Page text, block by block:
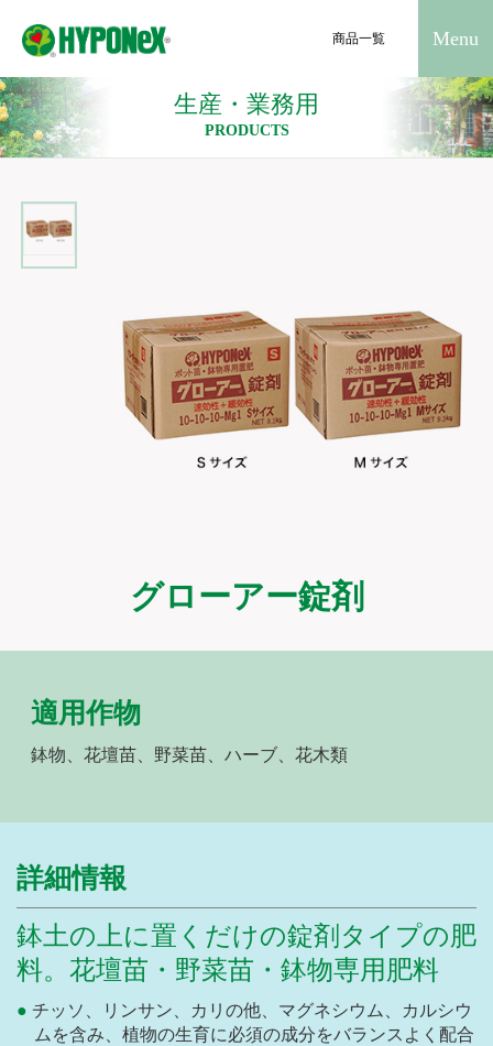
商品一覧 Menu
生産・業務用
PRODUCTS
グローアー錠剤
適用作物
鉢物、花壇苗、野菜苗、ハーブ、花木類
詳細情報
鉢土の上に置くだけの錠剤タイプの肥
料。花壇苗・野菜苗・鉢物専用肥料
チッソ、リンサン、カリの他、マグネシウム、カルシウ
ムを含み、植物の生育に必須の成分をバランスよく配合